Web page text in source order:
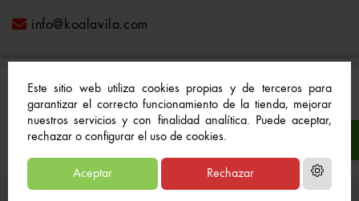
Este sitio web utiliza cookies propias y de terceros para
garantizar el correcto funcionamiento de la tienda, mejorar
nuestros servicios y con finalidad analítica. Puede aceptar,
rechazar o configurar el uso de cookies.
Aceptar Rechazar
info@koalavila.com
© 2021-2022 Koala Vila™. Todos los derechos